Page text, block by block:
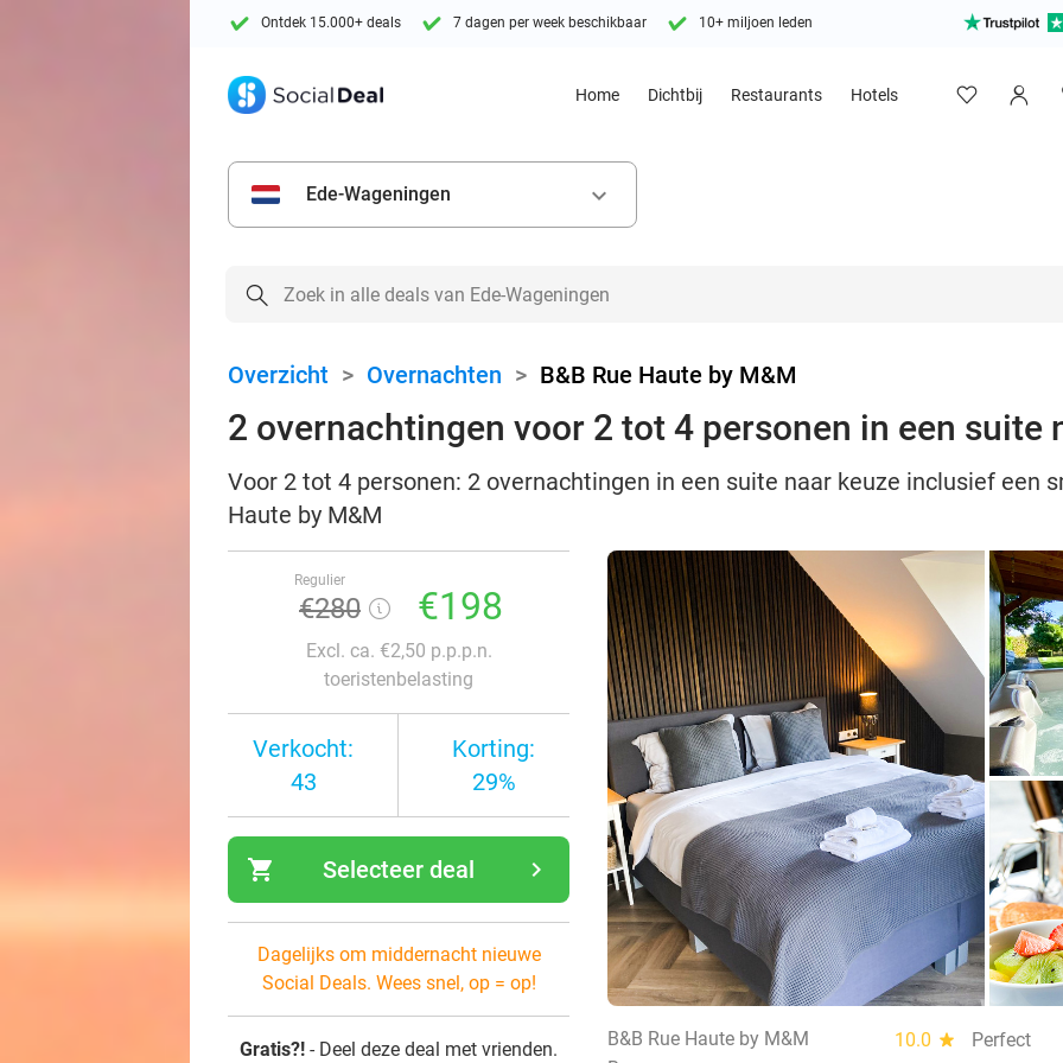
Ontdek 15.000+ deals 7 dagen per week beschikbaar 10+ miljoen leden
Home Dichtbij Restaurants Hotels
Ede-Wageningen keyboard_arrow_down
Overzicht > Overnachten > B&B Rue Haute by M&M
2 overnachtingen voor 2 tot 4 personen in een suite
Voor 2 tot 4 personen: 2 overnachtingen in een suite naar keuze inclusief een
Haute by M&M
Regulier
€280 €198
Excl. ca. €2,50 p.p.p.n.
toeristenbelasting
Verkocht:
43
Korting:
29%
shopping_cart navigate_next
Selecteer deal
Dagelijks om middernacht nieuwe
Social Deals. Wees snel, op = op!
Gratis?! - Deel deze deal met vrienden.
B&B Rue Haute by M&M 10.0 star
Perfect